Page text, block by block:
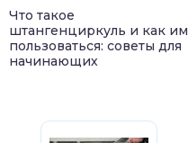
Что такое
штангенциркуль и как им
пользоваться: советы для
начинающих